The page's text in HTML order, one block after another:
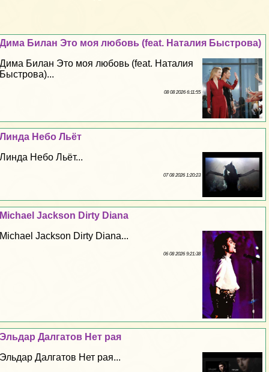
Дима Билан Это моя любовь (feat. Наталия Быстрова)
Дима Билан Это моя любовь (feat. Наталия
Быстрова)...
08 08 2026 6:11:55
Линда Небо Льёт
Линда Небо Льёт...
07 08 2026 1:20:23
Michael Jackson Dirty Diana
Michael Jackson Dirty Diana...
06 08 2026 9:21:38
Эльдар Далгатов Нет рая
Эльдар Далгатов Нет рая...